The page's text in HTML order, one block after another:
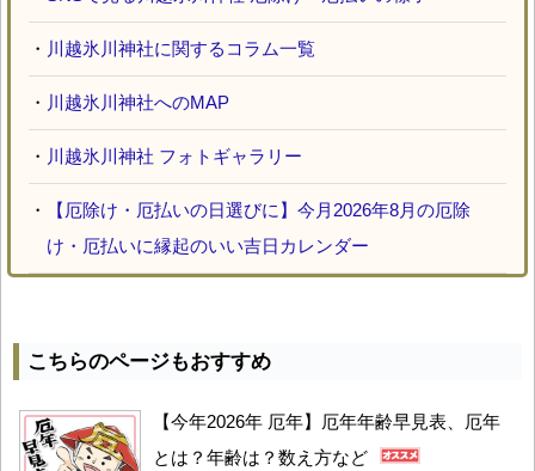
・ 川越氷川神社に関するコラム一覧
・ 川越氷川神社へのMAP
・ 川越氷川神社 フォトギャラリー
・
【厄除け・厄払いの日選びに】今月2026年8月の厄除
け・厄払いに縁起のいい吉日カレンダー
こちらのページもおすすめ
【今年2026年 厄年】厄年年齢早見表、厄年
とは？年齢は？数え方など